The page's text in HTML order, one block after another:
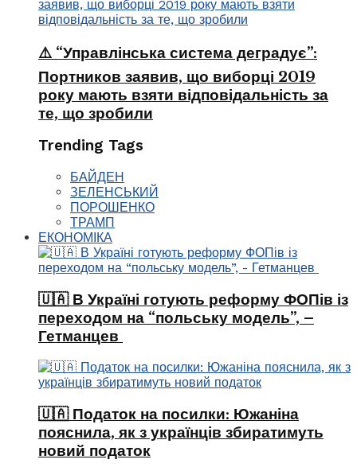
⚠️ “Управлінська система деградує”:
Портников заявив, що виборці 2019
року мають взяти відповідальність за
те, що зробили
Trending Tags
БАЙДЕН
ЗЕЛЕНСЬКИЙ
ПОРОШЕНКО
ТРАМП
ЕКОНОМІКА
🇺🇦 В Україні готують реформу ФОПів із
переходом на “польську модель”, –
Гетманцев
🇺🇦 Податок на посилки: Южаніна
пояснила, як з українців збиратимуть
новий податок